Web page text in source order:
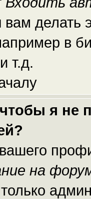
вам делать
в
т.д.
я не
на